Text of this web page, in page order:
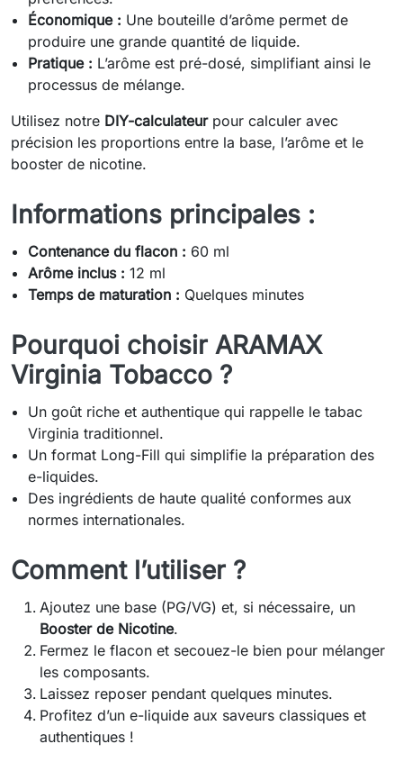
Économique : Une bouteille d’arôme permet de
produire une grande quantité de liquide.
Pratique : L’arôme est pré-dosé, simplifiant ainsi le
processus de mélange.
Utilisez notre DIY-calculateurpour calculer avec
précision les proportions entre la base, l’arôme et le
booster de nicotine.
Informations principales :
Contenance du flacon : 60 ml
Arôme inclus : 12 ml
Temps de maturation : Quelques minutes
Pourquoi choisir ARAMAX
Virginia Tobacco ?
Un goût riche et authentique qui rappelle le tabac
Virginia traditionnel.
Un format Long-Fill qui simplifie la préparation des
e-liquides.
Des ingrédients de haute qualité conformes aux
normes internationales.
Comment l’utiliser ?
Ajoutez une base (PG/VG) et, si nécessaire, un
Booster de Nicotine.
Fermez le flacon et secouez-le bien pour mélanger
les composants.
Laissez reposer pendant quelques minutes.
Profitez d’un e-liquide aux saveurs classiques et
authentiques !